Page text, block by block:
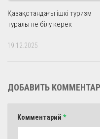
Қазақстандағы ішкі туризм
туралы не білу керек
19.12.2025
ДОБАВИТЬ
Комментарий *